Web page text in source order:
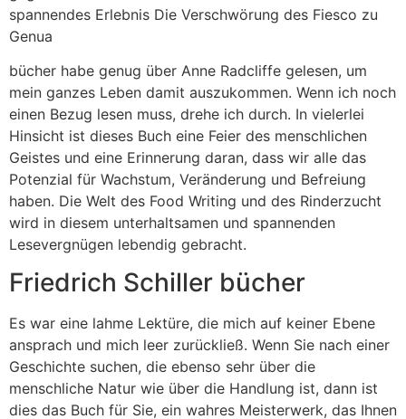
spannendes Erlebnis Die Verschwörung des Fiesco zu
Genua
bücher habe genug über Anne Radcliffe gelesen, um
mein ganzes Leben damit auszukommen. Wenn ich noch
einen Bezug lesen muss, drehe ich durch. In vielerlei
Hinsicht ist dieses Buch eine Feier des menschlichen
Geistes und eine Erinnerung daran, dass wir alle das
Potenzial für Wachstum, Veränderung und Befreiung
haben. Die Welt des Food Writing und des Rinderzucht
wird in diesem unterhaltsamen und spannenden
Lesevergnügen lebendig gebracht.
Friedrich Schiller bücher
Es war eine lahme Lektüre, die mich auf keiner Ebene
ansprach und mich leer zurückließ. Wenn Sie nach einer
Geschichte suchen, die ebenso sehr über die
menschliche Natur wie über die Handlung ist, dann ist
dies das Buch für Sie, ein wahres Meisterwerk, das Ihnen